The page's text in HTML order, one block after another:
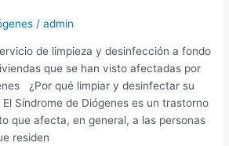
/admin
de limpieza y desinfección a fondo
que se han visto afectadas por
¿Por qué limpiar y desinfectar su
Síndrome de Diógenes es un trastorno
que afecta, en general, a las personas
residen